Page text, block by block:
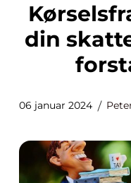
Kørselsfradrag Optimer
din
06 januar 2024